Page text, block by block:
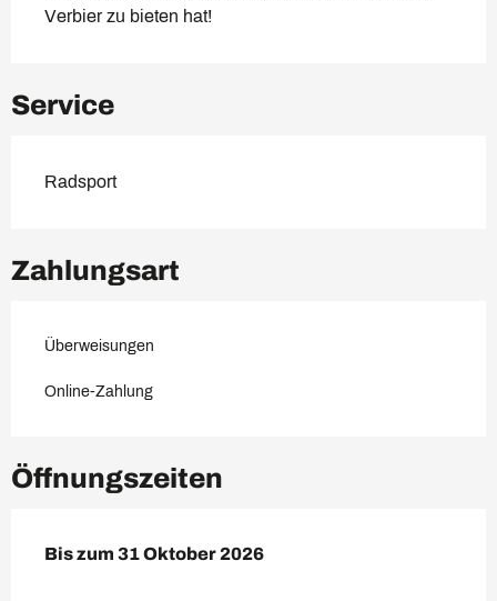
Verbier zu bieten hat!
Service
Radsport
Zahlungsart
Überweisungen
Online-Zahlung
Öffnungszeiten
vom1 Juni 2026bis zum31 Oktober 2026
Bis zum 31 Oktober 2026